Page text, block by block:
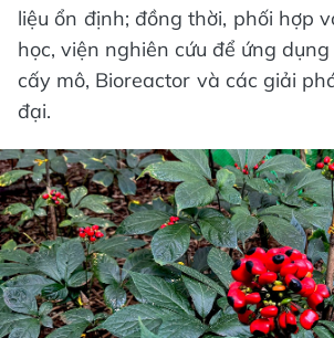
liệu ổn định; đồng thời, phối hợp
học, viện nghiên cứu để ứng
cấy mô, Bioreactor và các giải
đại.